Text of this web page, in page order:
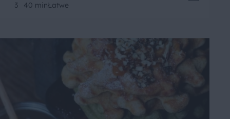
3 40 minŁatwe